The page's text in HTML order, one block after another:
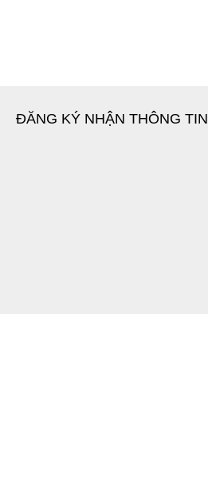
ĐĂNG KÝ NHẬN THÔNG TIN